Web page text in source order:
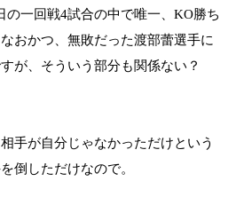
一回戦4試合の中で唯一、KO勝ち
おかつ、無敗だった渡部蕾選手に
が、そういう部分も関係ない？
手が自分じゃなかっただけという
倒しただけなので。